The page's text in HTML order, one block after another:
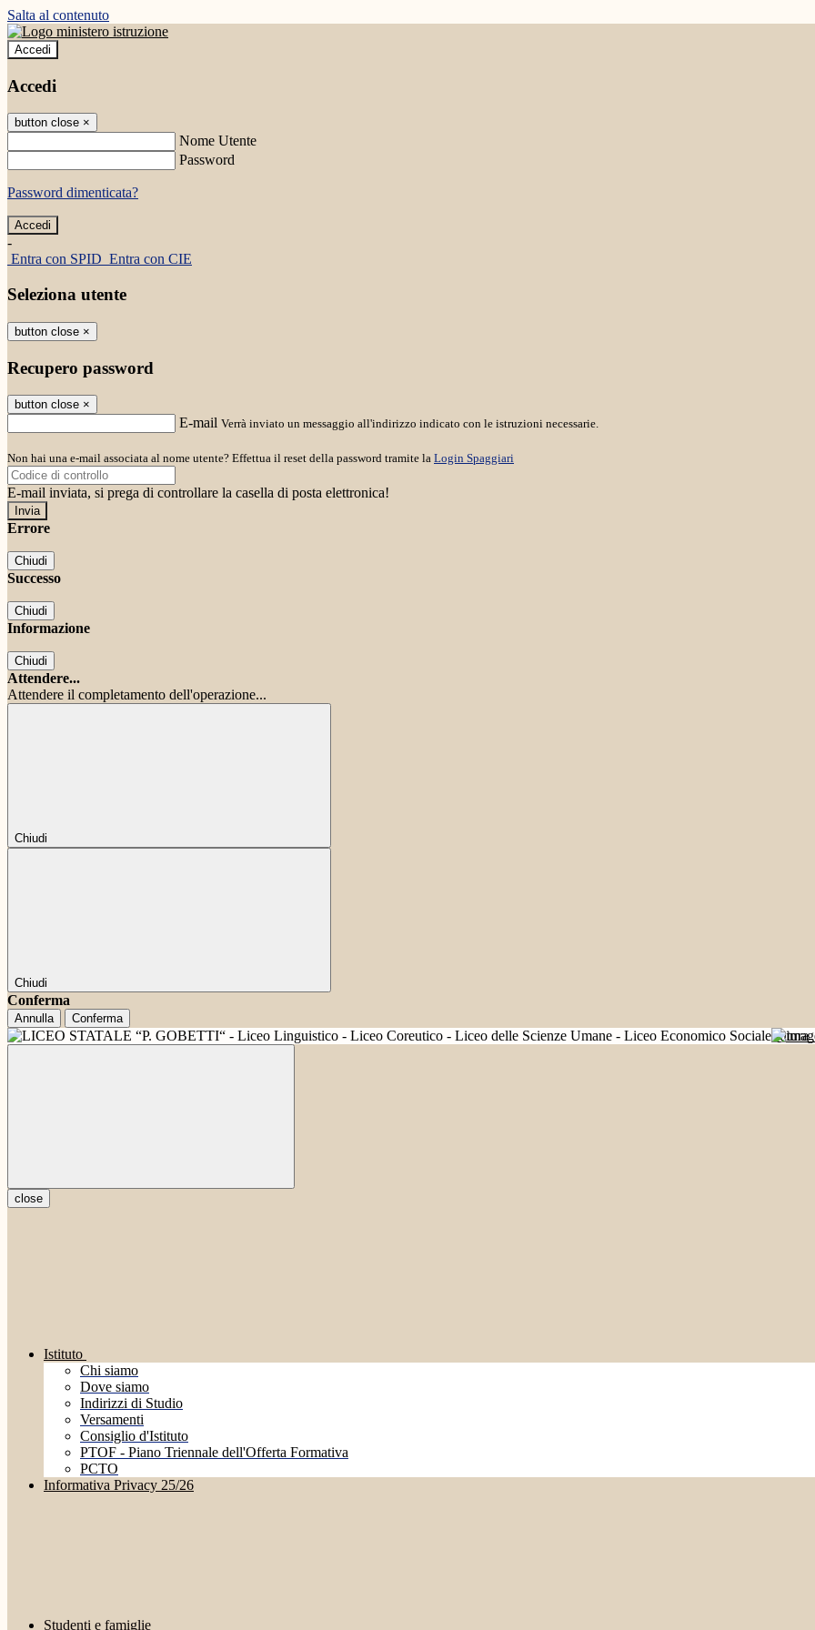
Salta al contenuto
Accedi
Accedi
button close ×
Nome Utente
Password
Password dimenticata?
-
Entra con SPID Entra con CIE
Seleziona utente
button close ×
Recupero password
button close ×
E-mail Verrà inviato un messaggio all'indirizzo indicato con le istruzioni necessarie.
Non hai una e-mail associata al nome utente? Effettua il reset della password tramite la Login Spaggiari
E-mail inviata, si prega di controllare la casella di posta elettronica!
Errore
Chiudi
Successo
Chiudi
Informazione
Chiudi
Attendere...
Attendere il completamento dell'operazione...
Chiudi
Chiudi
Conferma
Annulla Conferma
Futura
close
Istituto
Chi siamo
Dove siamo
Indirizzi di Studio
Versamenti
Consiglio d'Istituto
PTOF - Piano Triennale dell'Offerta Formativa
PCTO
Informativa Privacy 25/26
Studenti e famiglie